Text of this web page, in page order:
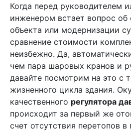
Когда перед руководителем
инженером встает вопрос об
объекта или модернизации
сравнение стоимости
неизбежно. Да,
чем пара шаровых кранов и
давайте посмотрим на это с
жизненного цикла здания.
качественного регулятора
происходит за первый же
счет отсутствия перетопов